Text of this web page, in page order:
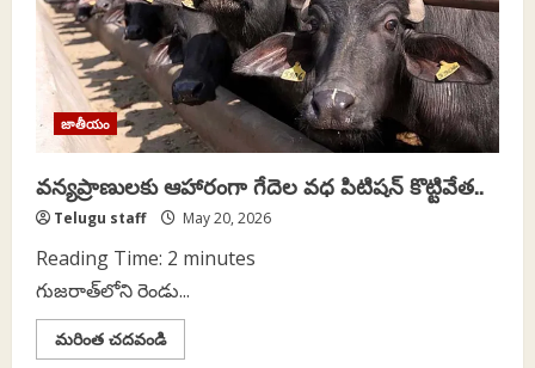
జాతీయం
వన్యప్రాణులకు ఆహారంగా గేదెల వధ పిటిషన్‌ కొట్టివేత..
Telugu staff May 20, 2026
Reading Time: 2 minutes
గుజరాత్‌లోని రెండు...
మరింత చదవండిRead
more